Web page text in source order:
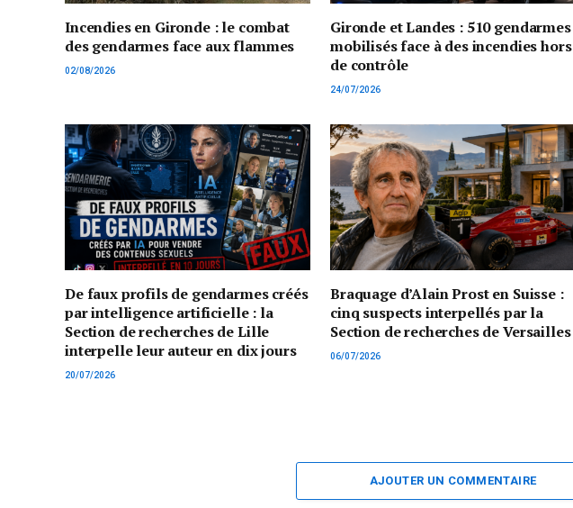
Incendies en Gironde : le combat
des gendarmes face aux flammes
02/08/2026
Gironde et Landes : 510 gendarmes
mobilisés face à des incendies hors
de contrôle
24/07/2026
De faux profils de gendarmes créés
par intelligence artificielle : la
Section de recherches de Lille
interpelle leur auteur en dix jours
20/07/2026
Braquage d’Alain Prost en Suisse :
cinq suspects interpellés par la
Section de recherches de Versailles
06/07/2026
AJOUTER UN COMMENTAIRE